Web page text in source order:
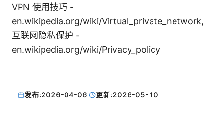
VPN 使用技巧 -
en.wikipedia.org/wiki/Virtual_private_network,
互联网隐私保护 -
en.wikipedia.org/wiki/Privacy_policy
发布:2026-04-06· 更新:2026-05-10